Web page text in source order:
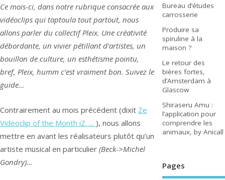
Ce mois-ci, dans notre rubrique consacrée aux
vidéoclips qui taptoula tout partout, nous
allons parler du collectif Pleix. Une créativité
débordante, un vivier pétillant d’artistes, un
bouillon de culture, un esthétisme pointu,
bref, Pleix, humm c’est vraiment bon. Suivez le
guide…
Contrairement au mois précédent (dixit Ze
Videoclip of the Month iZ….. ), nous allons
mettre en avant les réalisateurs plutôt qu’un
artiste musical en particulier (Beck->Michel
Gondry)…
Bureau d’études
carrosserie
Produire sa
spiruline à la
maison ?
Le retour des
bières fortes,
d’Amsterdam à
Glascow
Shiraseru Amu :
l’application pour
comprendre les
animaux, by Anicall
Pages